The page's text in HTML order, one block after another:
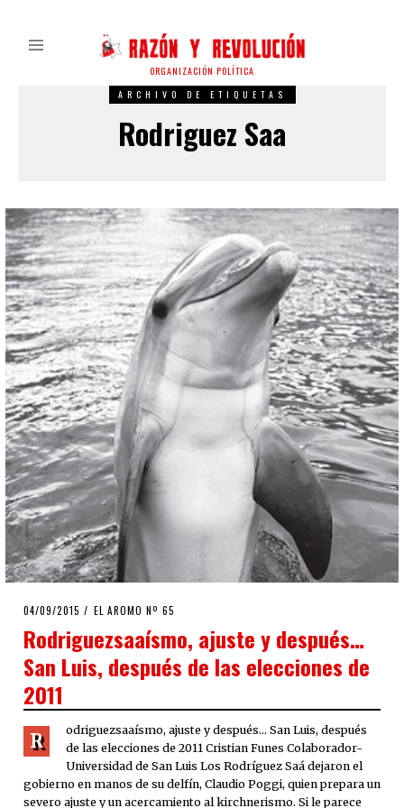
ORGANIZACIÓN POLÍTICA
ARCHIVO DE ETIQUETAS
Rodriguez Saa
POSTED
04/09/2015 EL AROMO Nº 65
Rodriguezsaaísmo, ajuste y después…
San Luis, después de las elecciones de
2011
R
odriguezsaaísmo, ajuste y después… San Luis, después
de las elecciones de 2011 Cristian Funes Colaborador-
Universidad de San Luis Los Rodríguez Saá dejaron el
gobierno en manos de su delfín, Claudio Poggi, quien prepara un
severo ajuste y un acercamiento al kirchnerismo. Si le parece